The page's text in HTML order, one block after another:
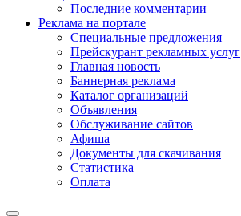
Последние комментарии
Реклама на портале
Специальные предложения
Прейскурант рекламных услуг
Главная новость
Баннерная реклама
Каталог организаций
Объявления
Обслуживание сайтов
Афиша
Документы для скачивания
Статистика
Оплата